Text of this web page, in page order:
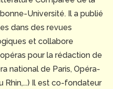
Université. Il a publié
dans des revues
et collabore
pour la rédaction de
national de Paris, Opéra-
Rhin,...) Il est co-fondateur